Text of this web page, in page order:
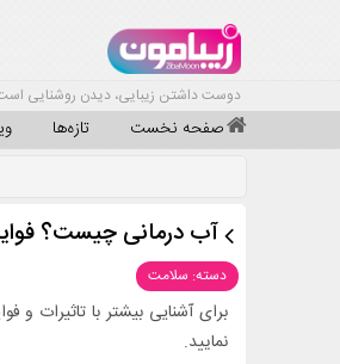
دوست داشتن زیبایی، دیدن روشنایی
صفحه نخست تازه‌ها
آب درمانی چیست؟
دسته: سلامت
برای آشنایی بیشتر با تاثیرات و
نمایید.